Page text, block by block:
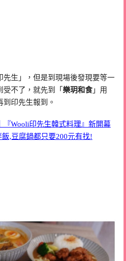
生」，但是到現場後發現要等一
不了，就先到「 樂玥和食 」用
印先生報到。
『Wooli印先生韓式料理』新開幕
,豆腐鍋都只要200元有找!